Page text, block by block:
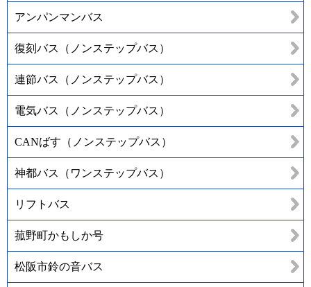
アンパンマンバス
復刻バス（ノンステップバス）
連節バス（ノンステップバス）
電気バス（ノンステップバス）
CANばす（ノンステップバス）
神都バス（ワンステップバス）
リフトバス
菰野町かもしか号
松阪市鈴の音バス